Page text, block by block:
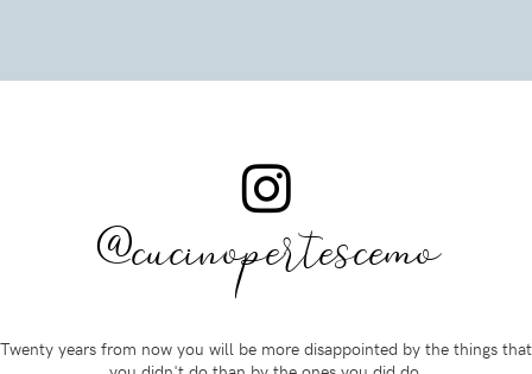
@cucinopertescemo
Twenty years from now you will be more disappointed by the things that